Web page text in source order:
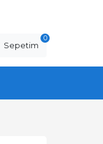
Sepetim
0